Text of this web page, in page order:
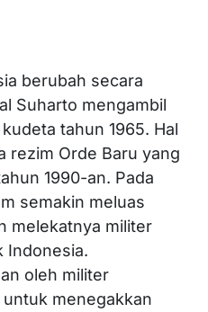
berubah secara
Suharto mengambil
tahun 1965. Hal
rezim Orde Baru yang
1990-an. Pada
semakin meluas
melekatnya militer
Indonesia.
oleh militer
menegakkan